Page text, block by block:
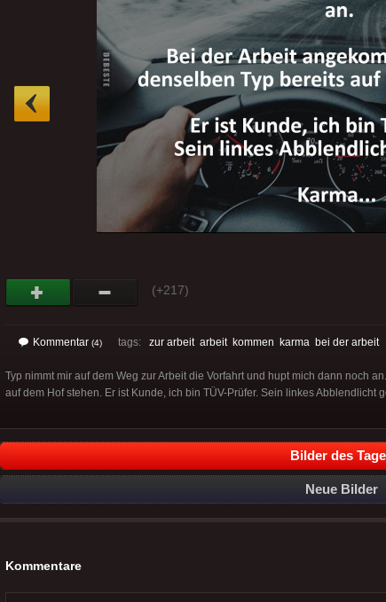
(+217)
Kommentar (4) tags: zur arbeit arbeit kommen karma bei der arbeit
Typ nimmt mir auf dem Weg zur Arbeit die Vorfahrt und hupt mich dann noch
auf dem Hof stehen. Er ist Kunde, ich bin TÜV-Prüfer. Sein linkes Abblendlicht
Bilder des
Neue Bilder
Kommentare